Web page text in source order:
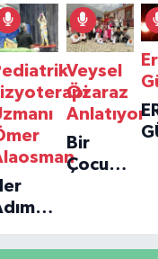
Veysel
Özaraz
Anlatıyor
Bir
Çocuğun
Yolculuğu